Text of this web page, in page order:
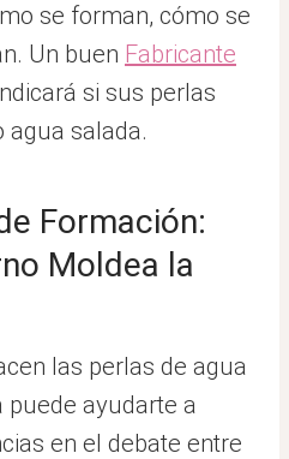
se forman, cómo se
Un buen Fabricante
si sus perlas
agua salada.
Formación:
Moldea la
las perlas de agua
puede ayudarte a
en el debate entre